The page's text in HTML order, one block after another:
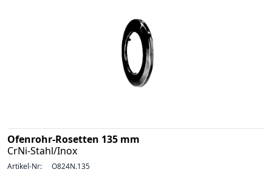
Ofenrohr-Rosetten 135 mm
CrNi-Stahl/Inox
Artikel-Nr: O824N.135